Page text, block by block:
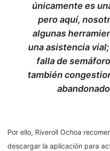
únicamente es
pero aquí,
algunas
una asistencia
falla de
también
Por ello, Riveroll Ochoa
descargar la aplicación para